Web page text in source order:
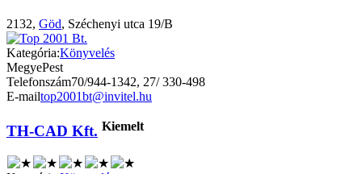
2132, Göd, Széchenyi utca 19/B
Kategória:Könyvelés
MegyePest
Telefonszám70/944-1342, 27/ 330-498
E-mailtop2001bt@invitel.hu
TH-CAD Kft. Kiemelt